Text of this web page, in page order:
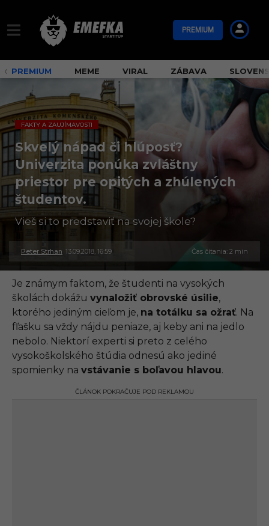
PREMIUM
PREMIUM MEME VIRAL ZÁBAVA
FAKTY A ZAUJÍMAVOSTI
Skvelý nápad či hlúposť?
Univerzita ponúka zvláštny
priestor pre opitých a zhúlených
študentov.
Vieš si to predstaviť na svojej škole?
Peter Strhan 13.09.2018, 16:59
3
.
0
.
2
2
1
1
8
Čas čítania: 2 min
Je známym faktom, že študenti na vysokých
školách dokážu vynaložiť obrovské úsilie,
ktorého jediným cieľom je, na totálku sa ožrať. Na
fľašku sa vždy nájdu peniaze, aj keby ani na jedlo
nebolo. Niektorí experti si preto z celého
vysokoškolského štúdia odnesú ako jediné
spomienky na vstávanie s boľavou hlavou.
ČLÁNOK POKRAČUJE POD REKLAMOU